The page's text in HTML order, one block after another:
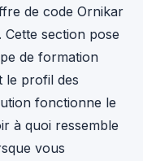
de code Ornikar
Cette section pose
de formation
le profil des
fonctionne le
à quoi ressemble
vous